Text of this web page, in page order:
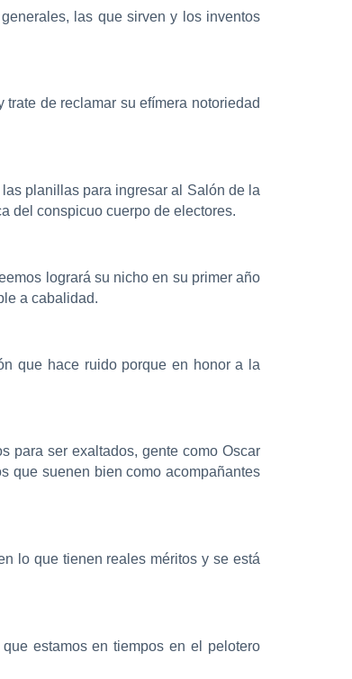
las que sirven y los inventos
de reclamar su efímera notoriedad
planillas para ingresar al Salón de la
del conspicuo cuerpo de electores.
logrará su nicho en su primer año
a cabalidad.
que hace ruido porque en honor a la
para ser exaltados, gente como Oscar
que suenen bien como acompañantes
lo que tienen reales méritos y se está
estamos en tiempos en el pelotero